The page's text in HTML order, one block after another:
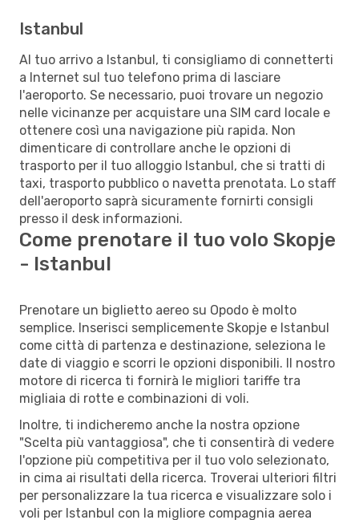
Istanbul
Al tuo arrivo a Istanbul, ti consigliamo di connetterti
a Internet sul tuo telefono prima di lasciare
l'aeroporto. Se necessario, puoi trovare un negozio
nelle vicinanze per acquistare una SIM card locale e
ottenere così una navigazione più rapida. Non
dimenticare di controllare anche le opzioni di
trasporto per il tuo alloggio Istanbul, che si tratti di
taxi, trasporto pubblico o navetta prenotata. Lo staff
dell'aeroporto saprà sicuramente fornirti consigli
presso il desk informazioni.
Come prenotare il tuo volo Skopje
- Istanbul
Prenotare un biglietto aereo su Opodo è molto
semplice. Inserisci semplicemente Skopje e Istanbul
come città di partenza e destinazione, seleziona le
date di viaggio e scorri le opzioni disponibili. Il nostro
motore di ricerca ti fornirà le migliori tariffe tra
migliaia di rotte e combinazioni di voli.
Inoltre, ti indicheremo anche la nostra opzione
"Scelta più vantaggiosa", che ti consentirà di vedere
l'opzione più competitiva per il tuo volo selezionato,
in cima ai risultati della ricerca. Troverai ulteriori filtri
per personalizzare la tua ricerca e visualizzare solo i
voli per Istanbul con la migliore compagnia aerea